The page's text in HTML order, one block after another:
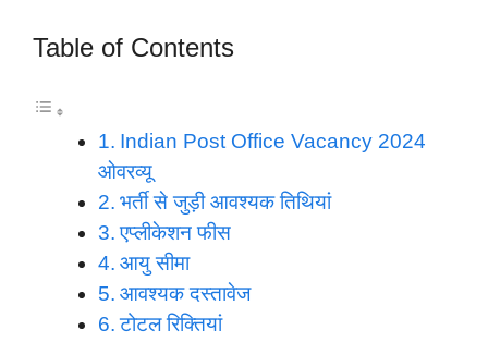
Table of Contents
Indian Post Office Vacancy 2024
ओवरव्यू
भर्ती से जुड़ी आवश्यक तिथियां
एप्लीकेशन फीस
आयु सीमा
आवश्यक दस्तावेज
टोटल रिक्तियां